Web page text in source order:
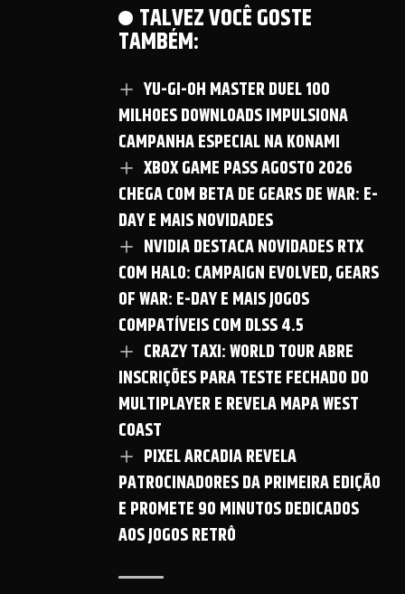
TALVEZ VOCÊ GOSTE
TAMBÉM:
YU-GI-OH MASTER DUEL 100
MILHOES DOWNLOADS IMPULSIONA
CAMPANHA ESPECIAL NA KONAMI
XBOX GAME PASS AGOSTO 2026
CHEGA COM BETA DE GEARS DE WAR: E-
DAY E MAIS NOVIDADES
NVIDIA DESTACA NOVIDADES RTX
COM HALO: CAMPAIGN EVOLVED, GEARS
OF WAR: E-DAY E MAIS JOGOS
COMPATÍVEIS COM DLSS 4.5
CRAZY TAXI: WORLD TOUR ABRE
INSCRIÇÕES PARA TESTE FECHADO DO
MULTIPLAYER E REVELA MAPA WEST
COAST
PIXEL ARCADIA REVELA
PATROCINADORES DA PRIMEIRA EDIÇÃO
E PROMETE 90 MINUTOS DEDICADOS
AOS JOGOS RETRÔ